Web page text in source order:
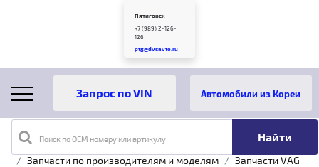
Пятигорск
+7 (989) 2-126-
126
ptg@dvsavto.ru
Поиск по OEM номеру или артикулу
Автомобили из Кореи
Главная
Каталог товаров
Запчасти по производителям и моделям
Запчасти VAG